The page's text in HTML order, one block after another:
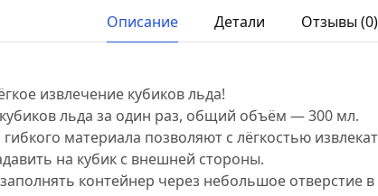
Описание Детали Отзывы (0)
извлечение кубиков льда!
льда за один раз, общий объём — 300 мл.
материала позволяют с лёгкостью
на кубик с внешней стороны.
контейнер через небольшое отверстие